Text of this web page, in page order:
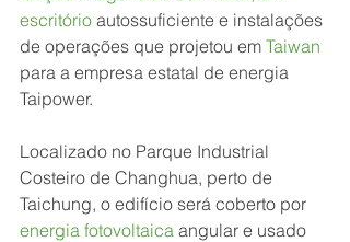
escritório autossuficiente e instalações
de operações que projetou em Taiwan
para a empresa estatal de energia
Taipower.
Localizado no Parque Industrial
Costeiro de Changhua, perto de
Taichung, o edifício será coberto por
energia fotovoltaica angular e usado